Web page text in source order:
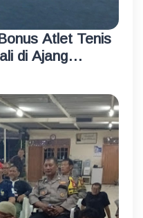
Atlet Tenis
di Ajang